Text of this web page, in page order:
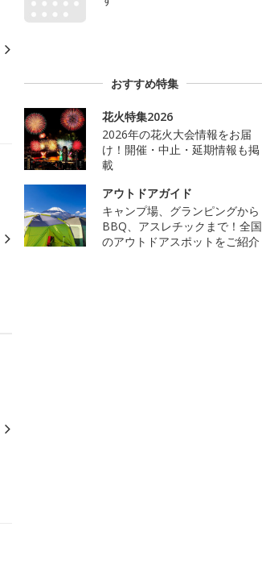
おすすめ特集
花火特集2026
2026年の花火大会情報をお届
け！開催・中止・延期情報も掲
載
アウトドアガイド
キャンプ場、グランピングから
BBQ、アスレチックまで！全国
のアウトドアスポットをご紹介